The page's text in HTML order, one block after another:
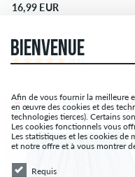
16,99 EUR
(11)
– 17 %
BIENVENUE
Afin de vous fournir la meilleure
en œuvre des cookies et des
technologies tierces). Certains
Les cookies fonctionnels vous
Les statistiques et les cookies de
et notre offre et à vous montrer
RequisRequis